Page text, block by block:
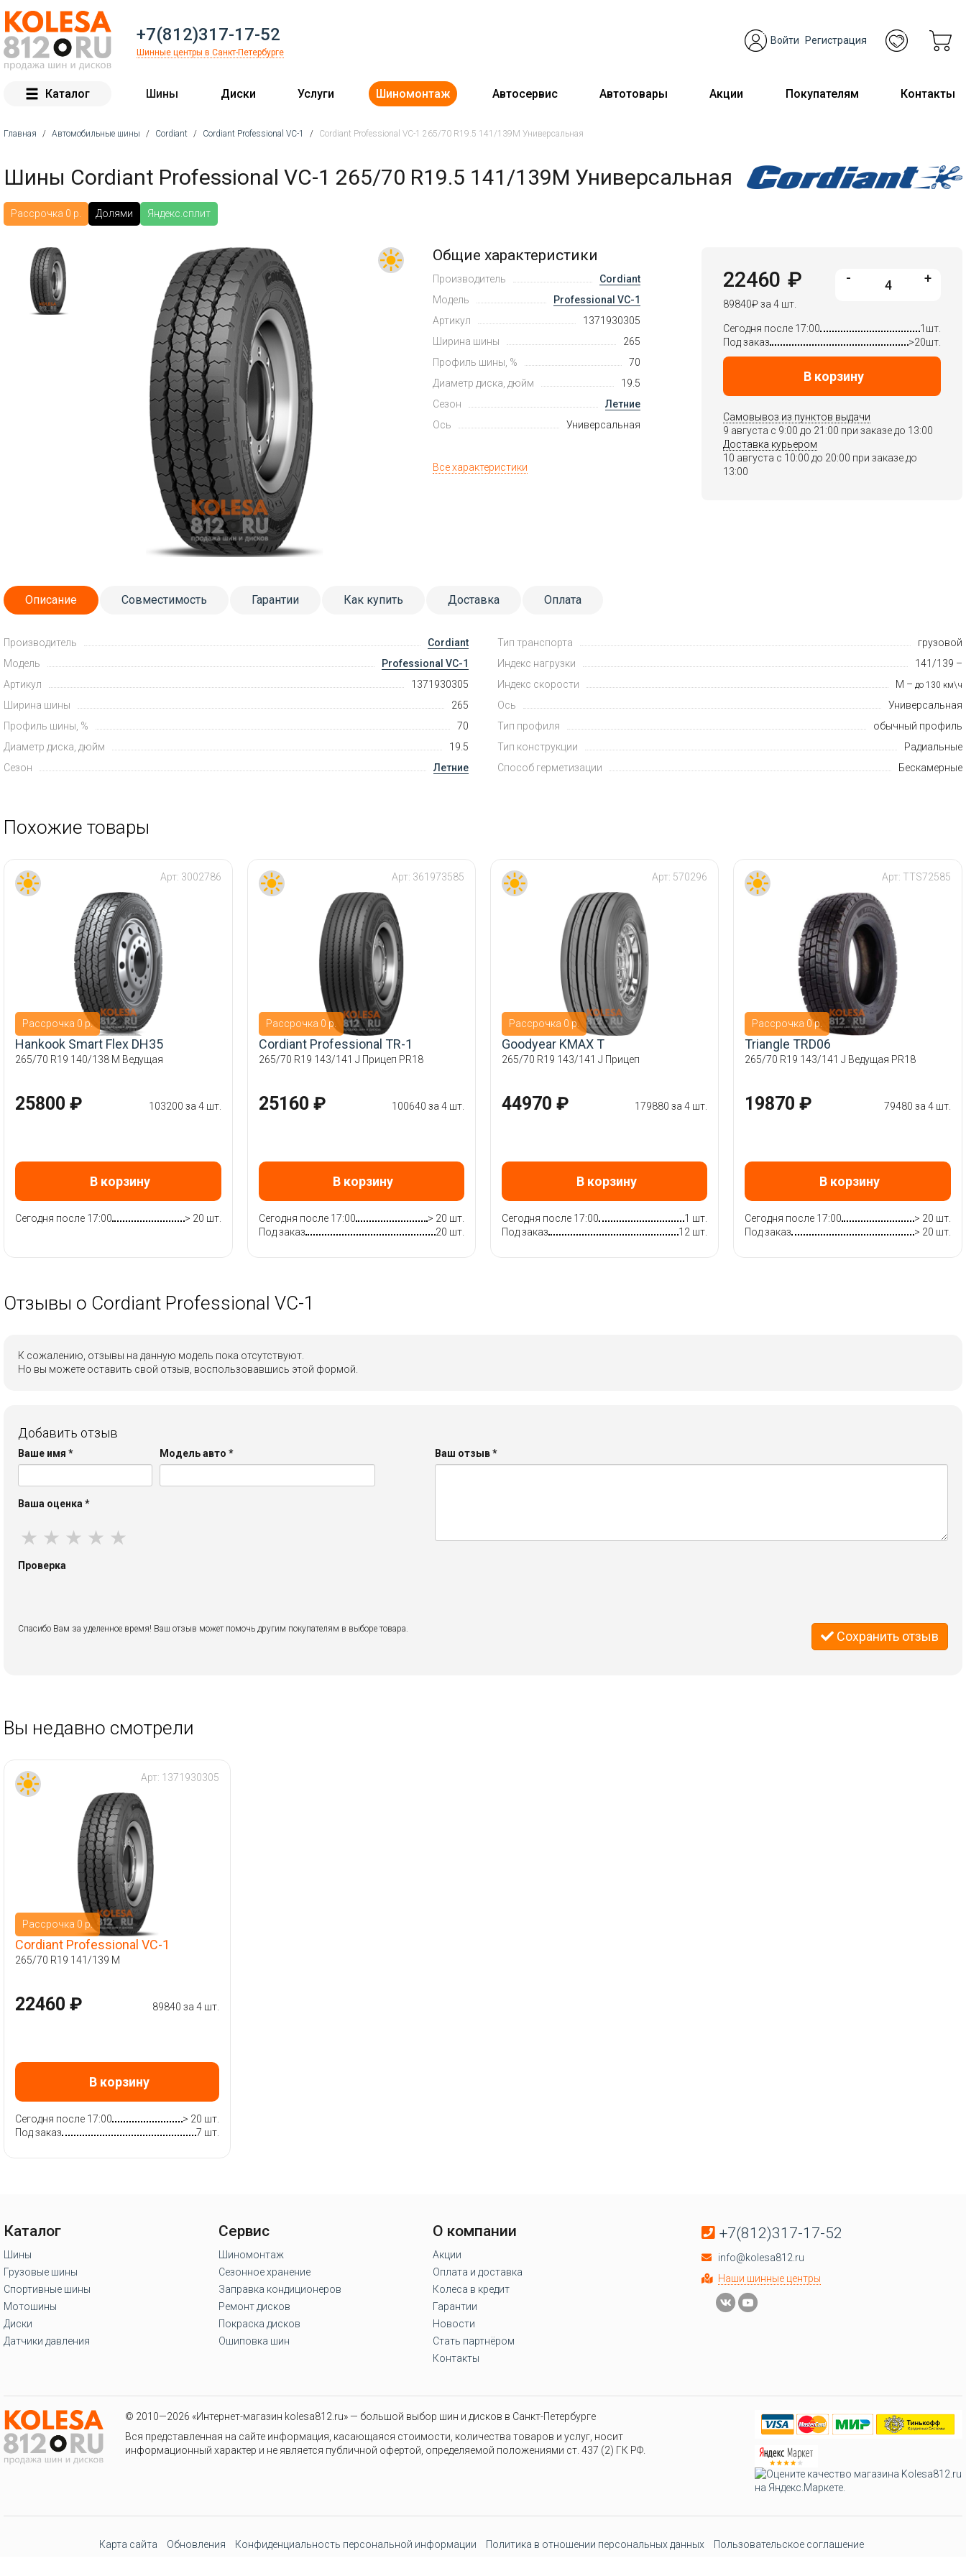
+7(812)317-17-52
Шинные центры в Санкт-Петербурге
Войти Регистрация
Каталог Шины Диски Услуги Шиномонтаж Автосервис Автотовары Акции Покупателям Контакты
Главная / Автомобильные шины / Cordiant / Cordiant Professional VC-1 / Cordiant Professional VC-1 265/70 R19.5 141/139M Универсальная
Шины Cordiant Professional VC-1 265/70 R19.5 141/139M Универсальная
Рассрочка 0 р. Долями Яндекс.сплит
Общие характеристики
Производитель
Cordiant
Модель
Professional VC-1
Артикул
1371930305
Ширина шины
265
Профиль шины, %
70
Диаметр диска, дюйм
19.5
Сезон
Летние
Ось
Универсальная
Все характеристики
22460 ₽
89840₽за 4 шт.
- +
Сегодня после 17:00
1шт.
Под заказ
>20шт.
В корзину
Самовывоз из пунктов выдачи
9 августа c 9:00 до 21:00 при заказе до 13:00
Доставка курьером
10 августа c 10:00 до 20:00 при заказе до
13:00
Описание Совместимость Гарантии Как купить Доставка Оплата
Производитель
Cordiant
Модель
Professional VC-1
Артикул
1371930305
Ширина шины
265
Профиль шины, %
70
Диаметр диска, дюйм
19.5
Сезон
Летние
Тип транспорта
грузовой
Индекс нагрузки
141/139 –
Индекс скорости
M – до 130 км\ч
Ось
Универсальная
Тип профиля
обычный профиль
Тип конструкции
Радиальные
Способ герметизации
Бескамерные
Похожие товары
Рассрочка 0 р.
Арт: 3002786
Hankook Smart Flex DH35
265/70 R19 140/138 M Ведущая
25800 ₽ 103200 за 4 шт.
В корзину
Сегодня после 17:00 > 20 шт.
Рассрочка 0 р.
Арт: 361973585
Cordiant Professional TR-1
265/70 R19 143/141 J Прицеп PR18
25160 ₽ 100640 за 4 шт.
В корзину
Сегодня после 17:00
> 20 шт.
Под заказ
20 шт.
Рассрочка 0 р.
Арт: 570296
Goodyear KMAX T
265/70 R19 143/141 J Прицеп
44970 ₽ 179880 за 4 шт.
В корзину
Сегодня после 17:00
1 шт.
Под заказ
12 шт.
Рассрочка 0 р.
Арт: TTS72585
Triangle TRD06
265/70 R19 143/141 J Ведущая PR18
19870 ₽ 79480 за 4 шт.
В корзину
Сегодня после 17:00
> 20 шт.
Под заказ
> 20 шт.
Отзывы о Cordiant Professional VC-1
К сожалению, отзывы на данную модель пока отсутствуют.
Но вы можете оставить свой отзыв, воспользовавшись этой формой.
Добавить отзыв
Ваше имя * Модель авто*
Ваша оценка *
★ ★ ★ ★ ★
Ваш отзыв*
Проверка
Спасибо Вам за уделенное время! Ваш отзыв может помочь другим покупателям в выборе товара. Сохранить отзыв
Вы недавно смотрели
Рассрочка 0 р.
Арт: 1371930305
Cordiant Professional VC-1
265/70 R19 141/139 M
22460 ₽ 89840 за 4 шт.
В корзину
Сегодня после 17:00
> 20 шт.
Под заказ
7 шт.
Каталог
Шины
Грузовые шины
Спортивные шины
Мотошины
Диски
Датчики давления
Сервис
Шиномонтаж
Сезонное хранение
Заправка кондиционеров
Ремонт дисков
Покраска дисков
Ошиповка шин
О компании
Акции
Оплата и доставка
Колеса в кредит
Гарантии
Новости
Стать партнёром
Контакты
+7(812)317-17-52
info@kolesa812.ru
Наши шинные центры
© 2010—2026 «Интернет-магазин kolesa812.ru» — большой выбор шин и дисков в Санкт-Петербурге
Вся представленная на сайте информация, касающаяся стоимости, количества товаров и услуг, носит
информационный характер и не является публичной офертой, определяемой положениями ст. 437 (2) ГК РФ.
Карта сайта Обновления Конфиденциальность персональной информации Политика в отношении персональных данных Пользовательское соглашение